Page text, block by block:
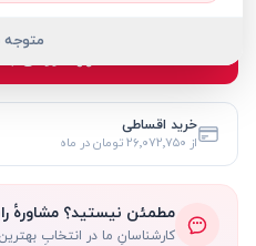
خرید اقساطی
از ۲۶٬۰۷۲٬۷۵۰ تومان در ماه
مطمئن نیستید؟ مشاورهٔ
کارشناسانِ ما در انتخابِ